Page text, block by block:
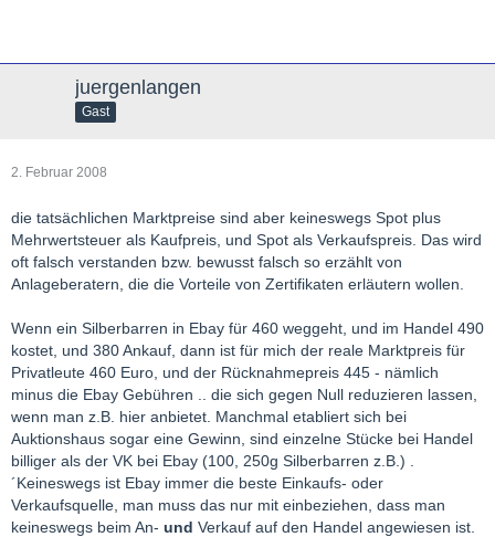
juergenlangen
Gast
2. Februar 2008
die tatsächlichen Marktpreise sind aber keineswegs Spot plus
Mehrwertsteuer als Kaufpreis, und Spot als Verkaufspreis. Das wird
oft falsch verstanden bzw. bewusst falsch so erzählt von
Anlageberatern, die die Vorteile von Zertifikaten erläutern wollen.
Wenn ein Silberbarren in Ebay für 460 weggeht, und im Handel 490
kostet, und 380 Ankauf, dann ist für mich der reale Marktpreis für
Privatleute 460 Euro, und der Rücknahmepreis 445 - nämlich
minus die Ebay Gebühren .. die sich gegen Null reduzieren lassen,
wenn man z.B. hier anbietet. Manchmal etabliert sich bei
Auktionshaus sogar eine Gewinn, sind einzelne Stücke bei Handel
billiger als der VK bei Ebay (100, 250g Silberbarren z.B.) .
´Keineswegs ist Ebay immer die beste Einkaufs- oder
Verkaufsquelle, man muss das nur mit einbeziehen, dass man
keineswegs beim An- und Verkauf auf den Handel angewiesen ist.